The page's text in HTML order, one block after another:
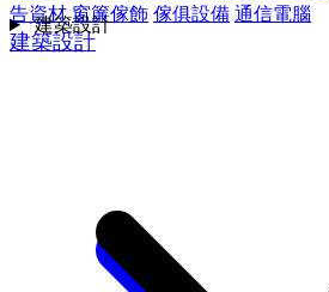
告資材 窗簾傢飾 傢俱設備 通信電腦
建築設計
建築設計